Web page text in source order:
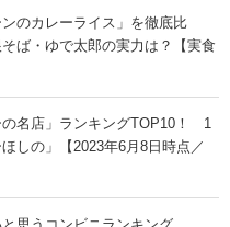
ンのカレーライス」を徹底比
ば・ゆで太郎の実力は？【実食
の名店」ランキングTOP10！ 1
しの」【2023年6月8日時点／